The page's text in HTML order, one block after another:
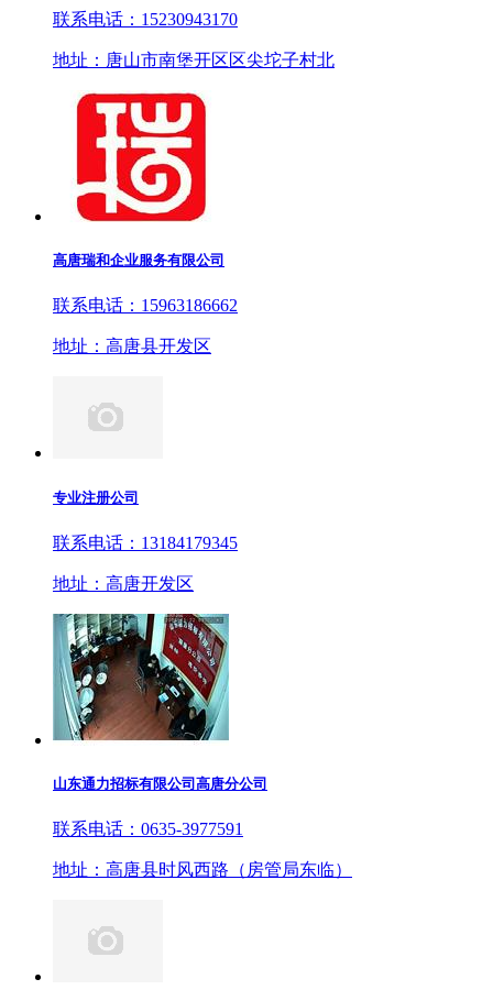
联系电话：15230943170
地址：唐山市南堡开区区尖坨子村北
高唐瑞和企业服务有限公司
联系电话：15963186662
地址：高唐县开发区
专业注册公司
联系电话：13184179345
地址：高唐开发区
山东通力招标有限公司高唐分公司
联系电话：0635-3977591
地址：高唐县时风西路（房管局东临）